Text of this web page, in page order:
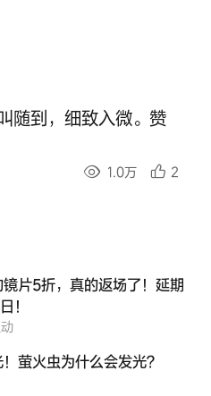
随到，细致入微。赞
1.0万 2
片5折，真的返场了！延期
！
萤火虫为什么会发光？